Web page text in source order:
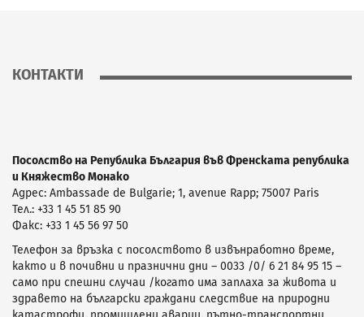
КОНТАКТИ
Посолство на Република България във Френската република
и Княжество Монако
Адрес: Ambassade de Bulgarie; 1, avenue Rapp; 75007 Paris
Тел.: +33 1 45 51 85 90
Факс: +33 1 45 56 97 50
Телефон за връзка с посолството в извънработно време,
както и в почивни и празнични дни – 0033 /0/ 6 21 84 95 15 –
само при спешни случаи /когато има заплаха за живота и
здравето на български граждани следствие на природни